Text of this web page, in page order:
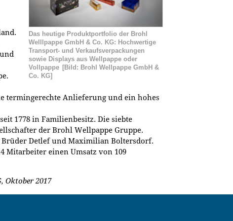
Das heutige Produktportfolio der Brohl
Welllpappe GmbH & Co. KG: Hochwertige
Transport- und Verkaufsverpackungen
sowie Displays aus Wellpappe oder
Vollpappe [Bild: Brohl Wellpappe GmbH &
Co. KG]
termingerechte Anlieferung und ein hohes
1778 in Familienbesitz. Die siebte
der Brohl Wellpappe Gruppe.
Detlef und Maximilian Boltersdorf.
Mitarbeiter einen Umsatz von 109
Oktober 2017